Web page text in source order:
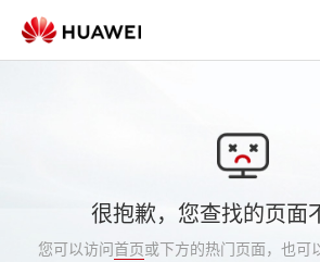
很抱歉，您查找的页面
您可以访问首页或下方的热门页面，也可